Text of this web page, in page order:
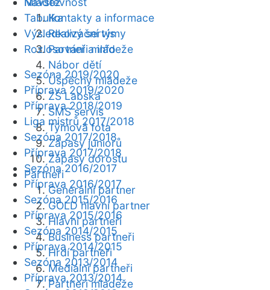
Kontakty a informace
Realizační týmy
Partneři mládeže
Nábor dětí
Úspěchy mládeže
ZŠ Labská
SMS servis
Týmová fota
Zápasy juniorů
Zápasy dorostu
Partneři
Generální partner
GOLD hlavní partner
Hlavní partneři
Business partneři
Hrdí partneři
Mediální partneři
Partneři mládeže
Tabulka
Výsledkový servis
Rozlosování a info
Sezóna 2019/2020
Příprava 2019/2020
Příprava 2018/2019
Liga mistrů 2017/2018
Sezóna 2017/2018
Příprava 2017/2018
Sezóna 2016/2017
Příprava 2016/2017
Sezóna 2015/2016
Příprava 2015/2016
Sezóna 2014/2015
Příprava 2014/2015
Sezóna 2013/2014
Příprava 2013/2014